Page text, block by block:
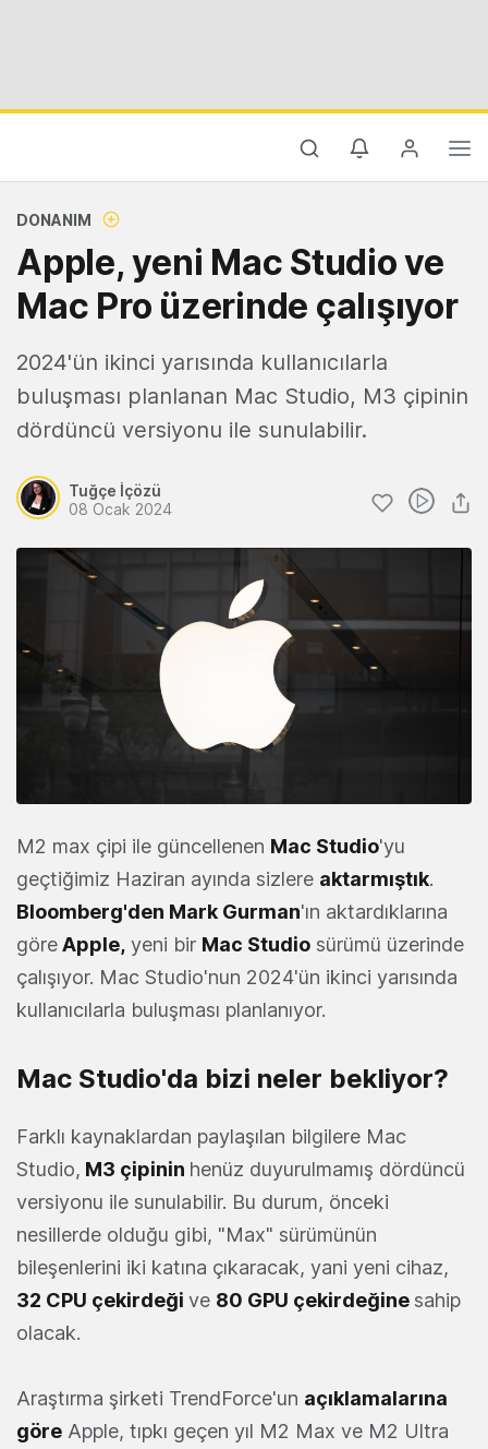
DONANIM
Apple, yeni Mac Studio ve
Mac Pro üzerinde çalışıyor
2024'ün ikinci yarısında kullanıcılarla
buluşması planlanan Mac Studio, M3 çipinin
dördüncü versiyonu ile sunulabilir.
Tuğçe İçözü
08 Ocak 2024
M2 max çipi ile güncellenen Mac Studio'yu
geçtiğimiz Haziran ayında sizlere aktarmıştık.
Bloomberg'den Mark Gurman'ın aktardıklarına
göreApple, yeni bir Mac Studio sürümü üzerinde
çalışıyor. Mac Studio'nun 2024'ün ikinci yarısında
kullanıcılarla buluşması planlanıyor.
Mac Studio'da bizi neler bekliyor?
Farklı kaynaklardan paylaşılan bilgilere Mac
Studio, M3 çipinin henüz duyurulmamış dördüncü
versiyonu ile sunulabilir. Bu durum, önceki
nesillerde olduğu gibi, "Max" sürümünün
bileşenlerini iki katına çıkaracak, yani yeni cihaz,
32 CPU çekirdeği ve 80 GPU çekirdeğine sahip
olacak.
Araştırma şirketi TrendForce'un açıklamalarına
göre Apple, tıpkı geçen yıl M2 Max ve M2 Ultra